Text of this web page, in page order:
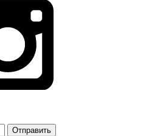
Отправить